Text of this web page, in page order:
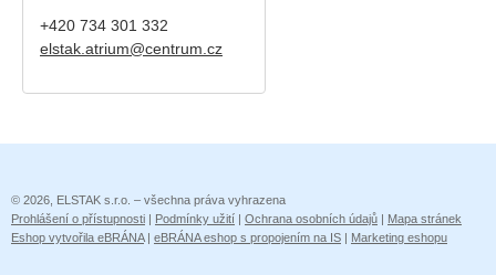
+420 734 301 332
elstak.atrium@centrum.cz
© 2026, ELSTAK s.r.o. – všechna práva vyhrazena
Prohlášení o přístupnosti | Podmínky užití | Ochrana osobních údajů | Mapa stránek
Eshop vytvořila eBRÁNA| eBRÁNA eshop s propojením na IS | Marketing eshopu